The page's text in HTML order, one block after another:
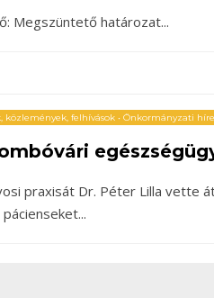
Megszüntető határozat...
közlemények, felhívások • Önkormányzati
praxisát Dr. Péter Lilla vette
...